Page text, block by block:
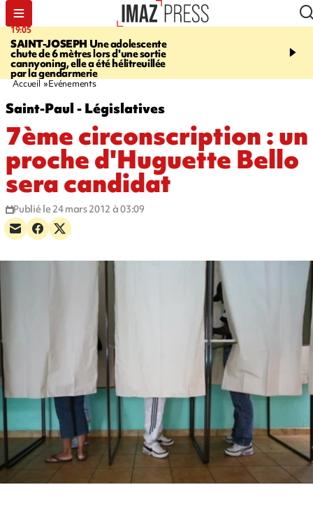
19:05
SAINT-JOSEPH Une adolescente
chute de 6 mètres lors d'une sortie
cannyoning, elle a été hélitreuillée
par la gendarmerie
20:44
rouée de coups,
Accueil Evénements
Saint-Paul - Législatives
7ème circonscription : un
proche d'Huguette Bello
sera candidat
Publié le 24 mars 2012 à 03:09